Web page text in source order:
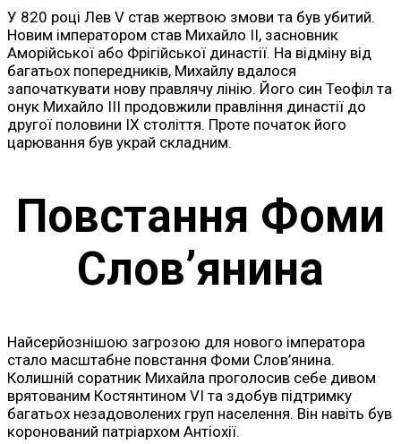
У 820 році Лев V став жертвою змови та був убитий.
Новим імператором став Михайло II, засновник
Аморійської або Фрігійської династії. На відміну від
багатьох попередників, Михайлу вдалося
започаткувати нову правлячу лінію. Його син Теофіл та
онук Михайло III продовжили правління династії до
другої половини IX століття. Проте початок його
царювання був украй складним.
Повстання Фоми
Слов’янина
Найсерйознішою загрозою для нового імператора
стало масштабне повстання Фоми Слов’янина.
Колишній соратник Михайла проголосив себе дивом
врятованим Костянтином VI та здобув підтримку
багатьох незадоволених груп населення. Він навіть був
коронований патріархом Антіохії.